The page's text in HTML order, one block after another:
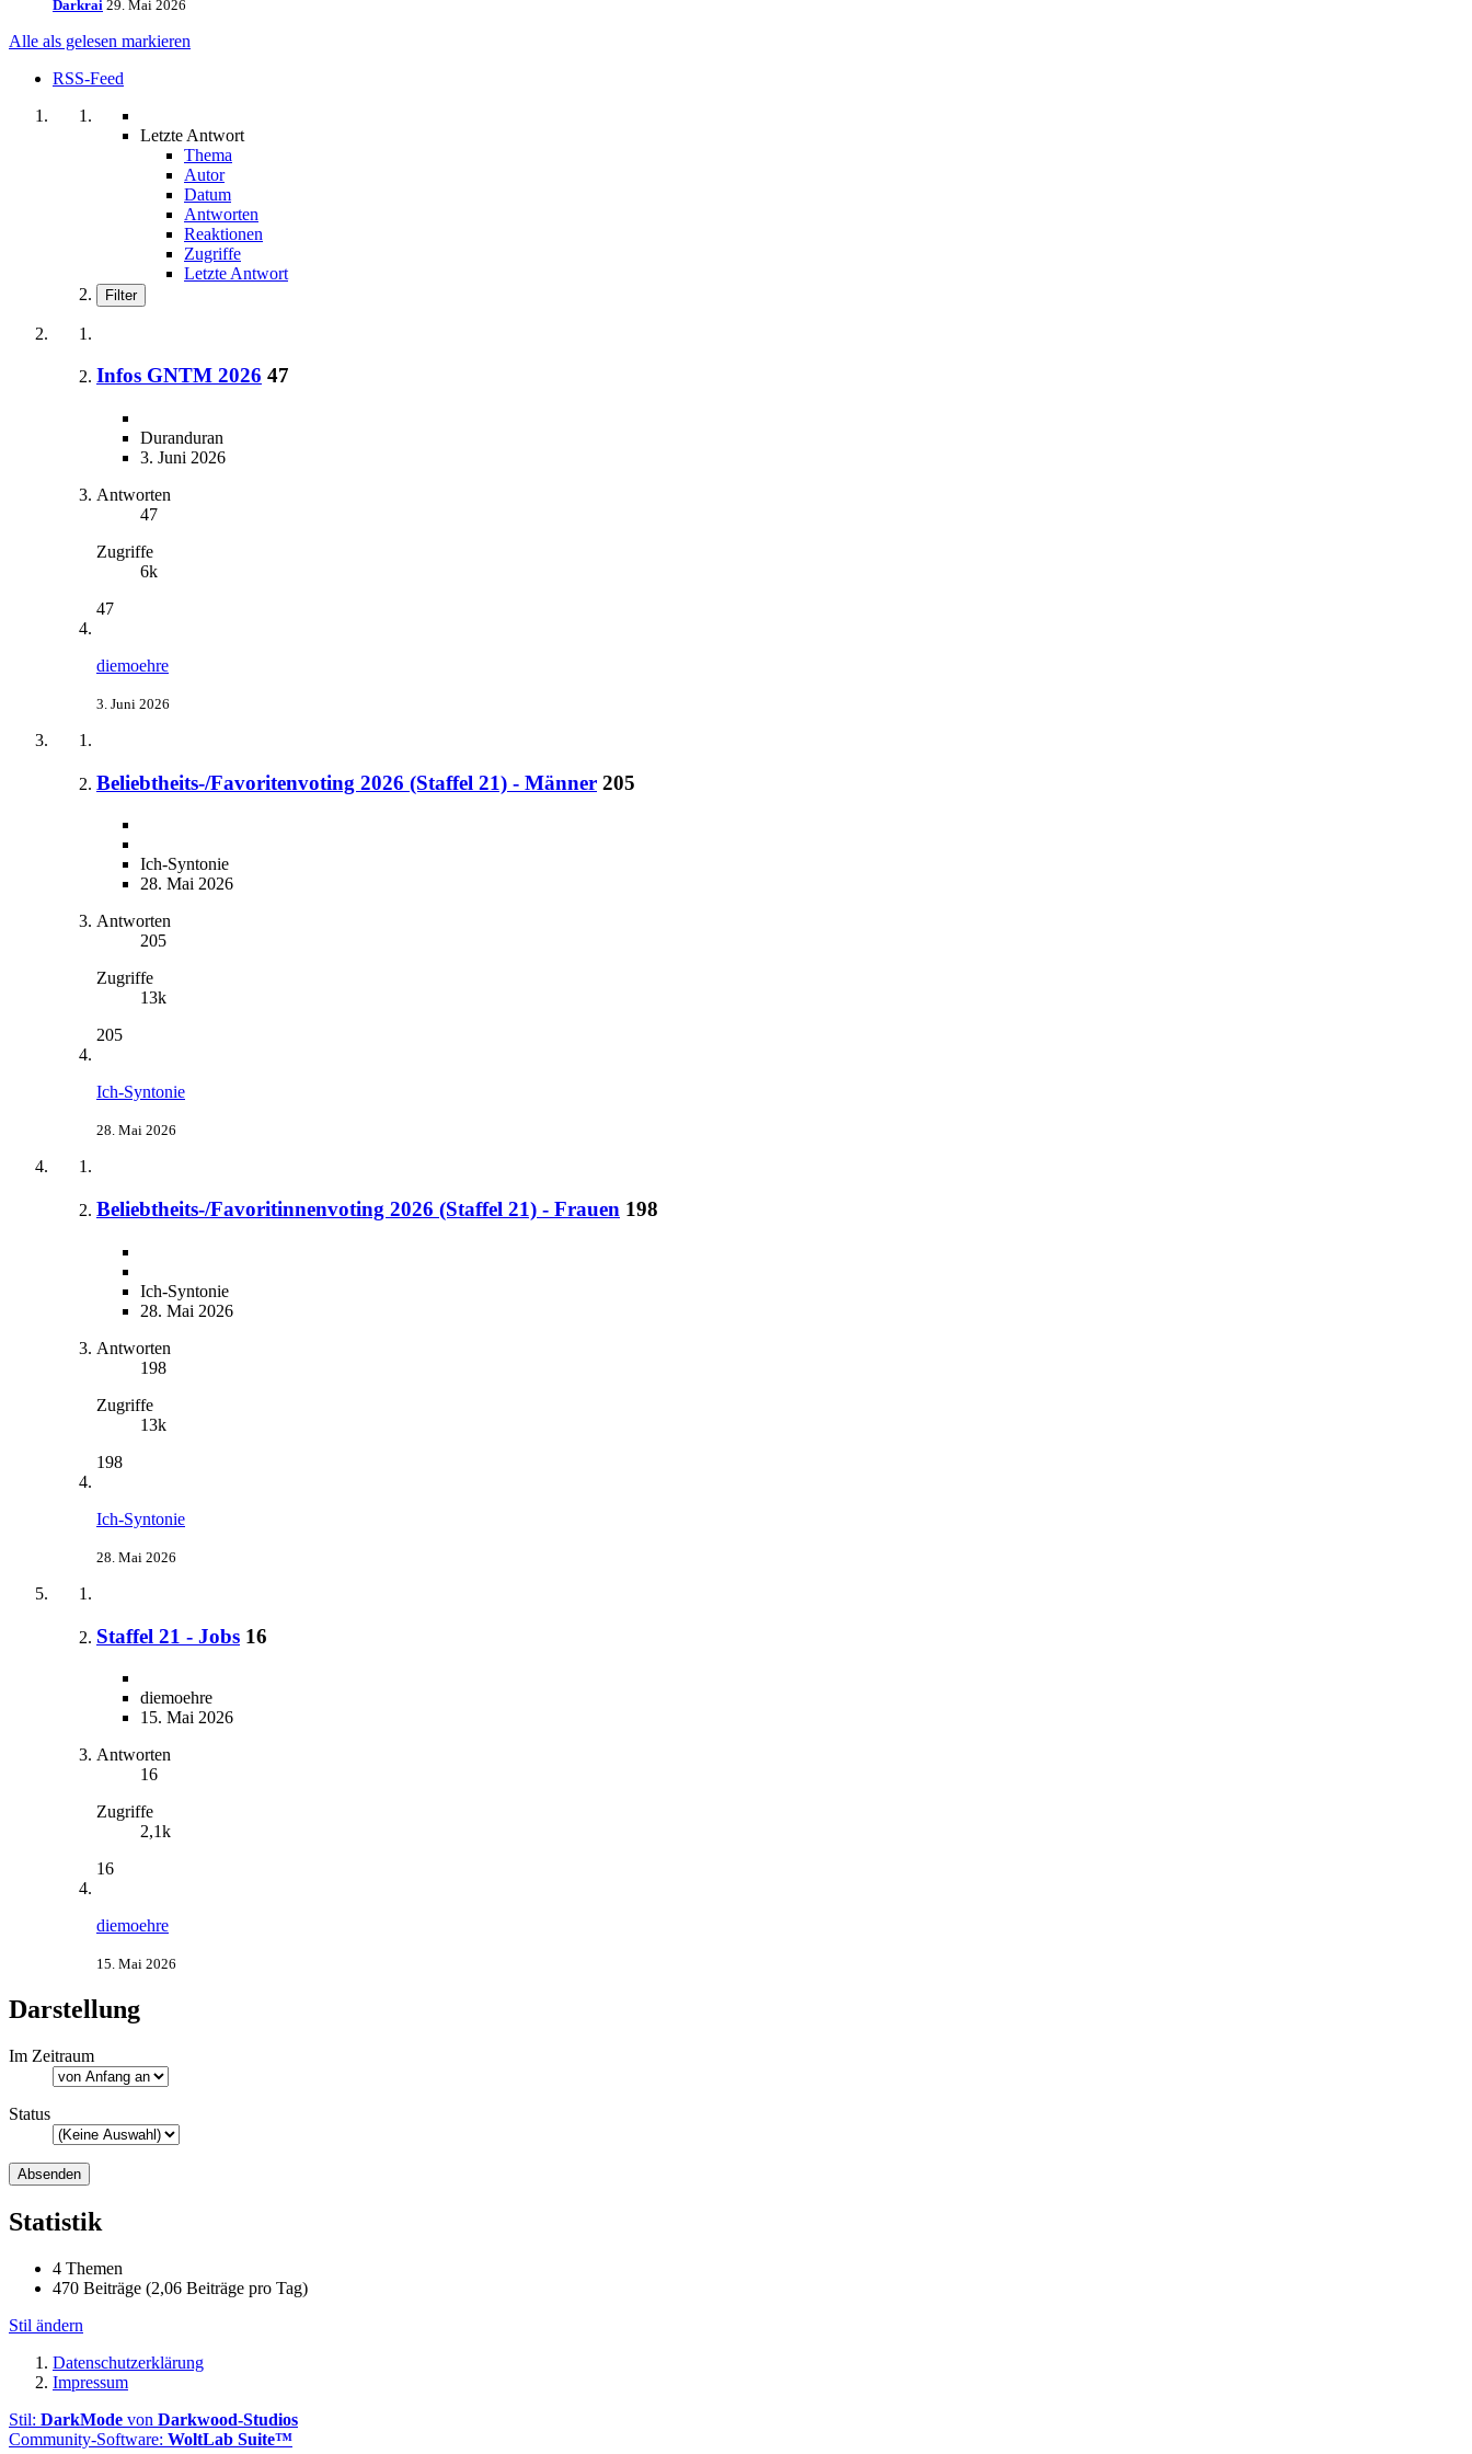
Darkrai 29. Mai 2026
Alle als gelesen markieren
RSS-Feed
Letzte Antwort
Thema
Autor
Datum
Antworten
Reaktionen
Zugriffe
Letzte Antwort
Filter
Infos GNTM 2026 47
Duranduran
3. Juni 2026
Antworten
47
Zugriffe
6k
47
diemoehre
3. Juni 2026
Beliebtheits-/Favoritenvoting 2026 (Staffel 21) - Männer 205
Ich-Syntonie
28. Mai 2026
Antworten
205
Zugriffe
13k
205
Ich-Syntonie
28. Mai 2026
Beliebtheits-/Favoritinnenvoting 2026 (Staffel 21) - Frauen 198
Ich-Syntonie
28. Mai 2026
Antworten
198
Zugriffe
13k
198
Ich-Syntonie
28. Mai 2026
Staffel 21 - Jobs 16
diemoehre
15. Mai 2026
Antworten
16
Zugriffe
2,1k
16
diemoehre
15. Mai 2026
Darstellung
Im Zeitraum
Status
Statistik
4 Themen
470 Beiträge (2,06 Beiträge pro Tag)
Stil ändern
Datenschutzerklärung
Impressum
Stil: DarkMode von Darkwood-Studios
Community-Software: WoltLab Suite™